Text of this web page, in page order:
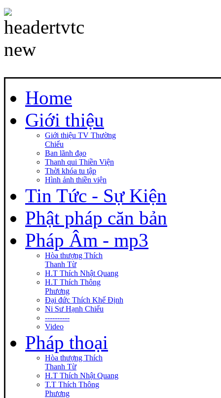
Home
Giới thiệu
Giới thiệu TV Thường
Chiếu
Ban lãnh đạo
Thanh qui Thiền Viện
Thời khóa tu tập
Hình ảnh thiền viện
Tin Tức - Sự Kiện
Phật pháp căn bản
Pháp Âm - mp3
Hòa thượng Thích
Thanh Từ
H.T Thích Nhật Quang
H.T Thích Thông
Phương
Đại đức Thích Khế Định
Ni Sư Hạnh Chiếu
----------
Video
Pháp thoại
Hòa thượng Thích
Thanh Từ
H.T Thích Nhật Quang
T.T Thích Thông
Phương